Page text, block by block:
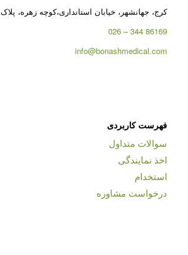
کرج، جهانشهر، خیابان استانداری،کوچه زهره، پلاک 37
86169 344 – 026
info@bonashmedical.com
فهرست کاربردی
سوالات متداول
اخذ نمایندگی
استخدام
درخواست مشاوره